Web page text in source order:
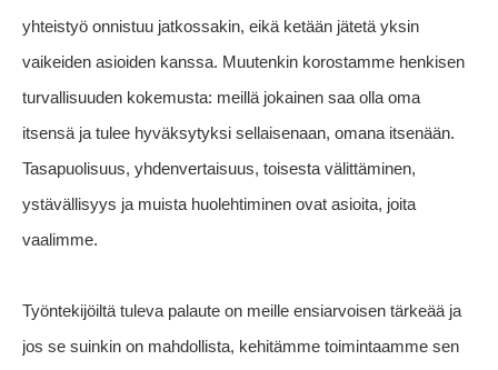
yhteistyö onnistuu jatkossakin, eikä ketään jätetä yksin
vaikeiden asioiden kanssa. Muutenkin korostamme henkisen
turvallisuuden kokemusta: meillä jokainen saa olla oma
itsensä ja tulee hyväksytyksi sellaisenaan, omana itsenään.
Tasapuolisuus, yhdenvertaisuus, toisesta välittäminen,
ystävällisyys ja muista huolehtiminen ovat asioita, joita
vaalimme.
Työntekijöiltä tuleva palaute on meille ensiarvoisen tärkeää ja
jos se suinkin on mahdollista, kehitämme toimintaamme sen